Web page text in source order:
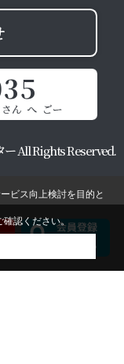
All Rights Reserved.
ビス向上検討を目的と
確認ください。